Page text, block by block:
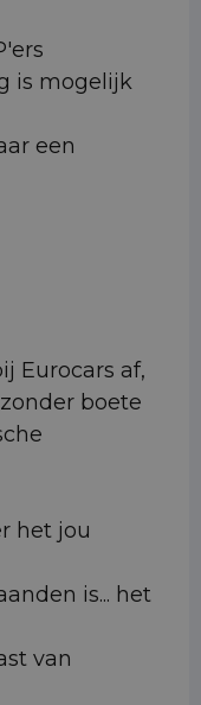
is mogelijk
een
Eurocars af,
boete
het jou
is... het
van